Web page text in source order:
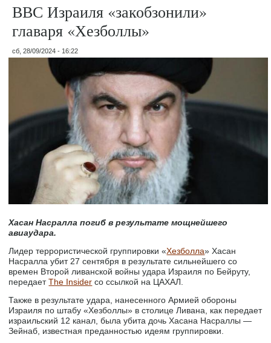
ВВС Израиля «закобзонили»
главаря «Хезболлы»
сб, 28/09/2024 - 16:22
Хасан Насралла погиб в результате мощнейшего
авиаудара.
Лидер террористической группировки «Хезболла» Хасан
Насралла убит 27 сентября в результате сильнейшего со
времен Второй ливанской войны удара Израиля по Бейруту,
передаетThe Insider со ссылкой на ЦАХАЛ.
Также в результате удара, нанесенного Армией обороны
Израиля по штабу «Хезболлы» в столице Ливана, как передает
израильский 12 канал, была убита дочь Хасана Насраллы —
Зейнаб, известная преданностью идеям группировки.